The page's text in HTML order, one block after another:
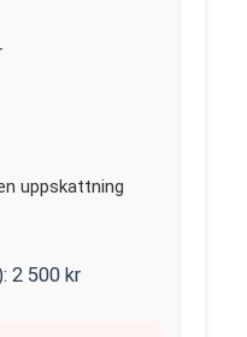
uppskattning
2 500 kr